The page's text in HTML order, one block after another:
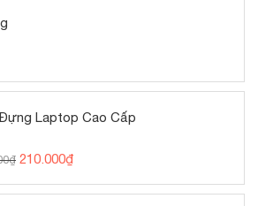
Laptop Cao Cấp
₫ 210.000₫